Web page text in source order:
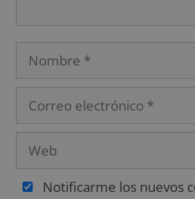
Notificarme los nuevos